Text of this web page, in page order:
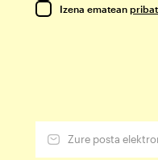
Izena ematean